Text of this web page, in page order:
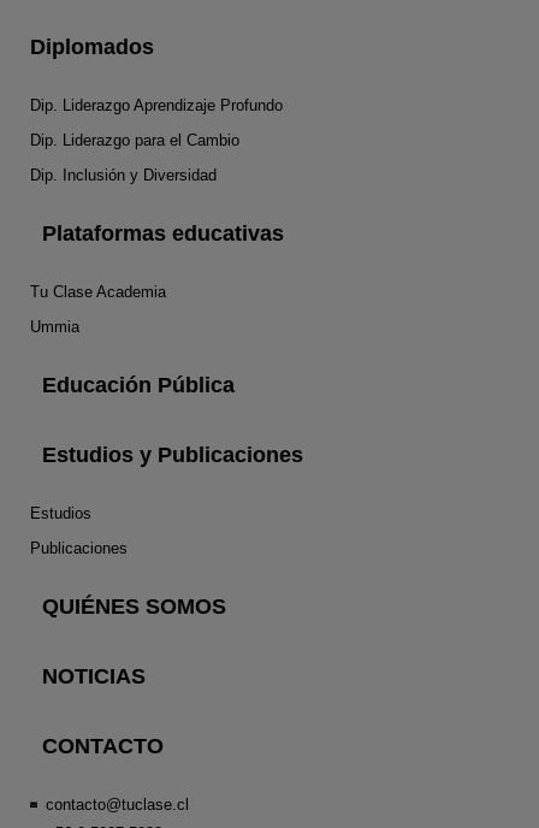
Diplomados
Dip. Liderazgo Aprendizaje Profundo
Dip. Liderazgo para el Cambio
Dip. Inclusión y Diversidad
Plataformas educativas
Tu Clase Academia
Ummia
Educación Pública
Estudios y Publicaciones
Estudios
Publicaciones
QUIÉNES SOMOS
NOTICIAS
CONTACTO
contacto@tuclase.cl